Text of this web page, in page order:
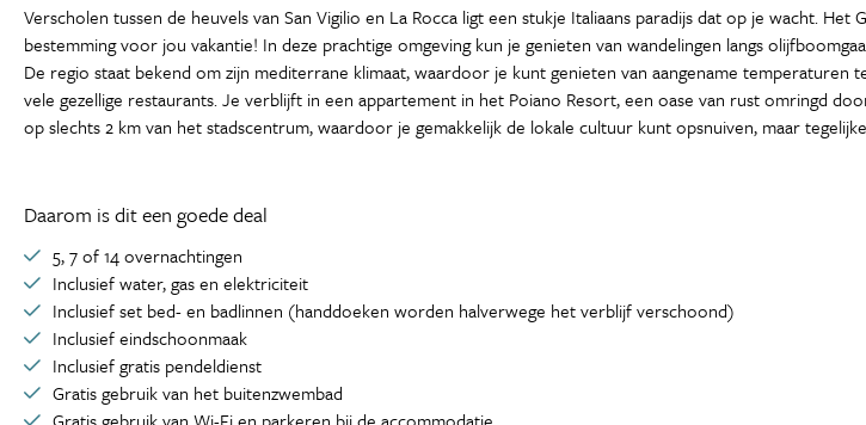
Verscholen tussen de heuvels van San Vigilio en La Rocca ligt een stukje Italiaans paradijs dat op je wacht.
bestemming voor jou vakantie! In deze prachtige omgeving kun je genieten van wandelingen langs
De regio staat bekend om zijn mediterrane klimaat, waardoor je kunt genieten van aangename
vele gezellige restaurants. Je verblijft in een appartement in het Poiano Resort, een oase van rust omringd
op slechts 2 km van het stadscentrum, waardoor je gemakkelijk de lokale cultuur kunt opsnuiven, maar
Daarom is dit een goede deal
5, 7 of 14 overnachtingen
Inclusief water, gas en elektriciteit
Inclusief set bed- en badlinnen (handdoeken worden halverwege het verblijf verschoond)
Inclusief eindschoonmaak
Inclusief gratis pendeldienst
Gratis gebruik van het buitenzwembad